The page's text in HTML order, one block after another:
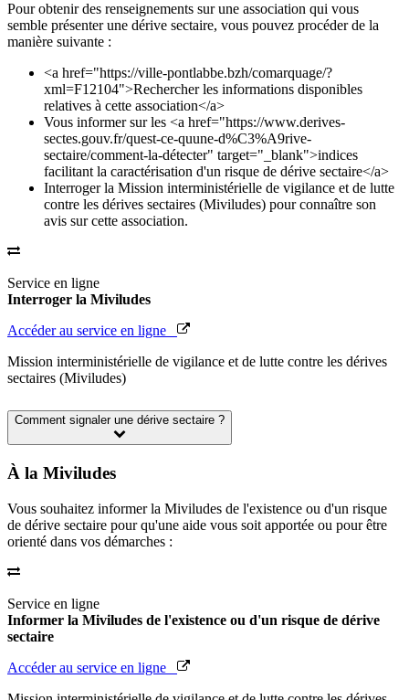
Pour obtenir des renseignements sur une association qui vous
semble présenter une dérive sectaire, vous pouvez procéder de la
manière suivante :
<a href="https://ville-pontlabbe.bzh/comarquage/?
xml=F12104">Rechercher les informations disponibles
relatives à cette association</a>
Vous informer sur les <a href="https://www.derives-
sectes.gouv.fr/quest-ce-quune-d%C3%A9rive-
sectaire/comment-la-détecter" target="_blank">indices
facilitant la caractérisation d'un risque de dérive sectaire</a>
Interroger la Mission interministérielle de vigilance et de lutte
contre les dérives sectaires (Miviludes) pour connaître son
avis sur cette association.
Service en ligne
Interroger la Miviludes
Accéder au service en ligne
Mission interministérielle de vigilance et de lutte contre les dérives
sectaires (Miviludes)
Comment signaler une dérive sectaire ?
À la Miviludes
Vous souhaitez informer la Miviludes de l'existence ou d'un risque
de dérive sectaire pour qu'une aide vous soit apportée ou pour être
orienté dans vos démarches :
Service en ligne
Informer la Miviludes de l'existence ou d'un risque de dérive
sectaire
Accéder au service en ligne